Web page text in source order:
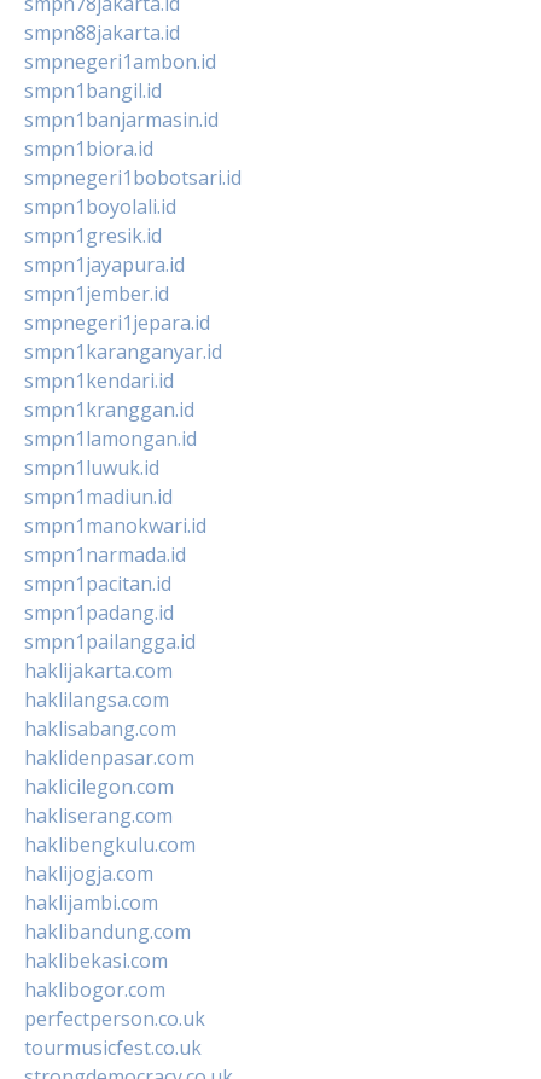
smpn88jakarta.id
smpnegeri1ambon.id
smpn1bangil.id
smpn1banjarmasin.id
smpn1biora.id
smpnegeri1bobotsari.id
smpn1boyolali.id
smpn1gresik.id
smpn1jayapura.id
smpn1jember.id
smpnegeri1jepara.id
smpn1karanganyar.id
smpn1kendari.id
smpn1kranggan.id
smpn1lamongan.id
smpn1luwuk.id
smpn1madiun.id
smpn1manokwari.id
smpn1narmada.id
smpn1pacitan.id
smpn1padang.id
smpn1pailangga.id
haklijakarta.com
haklilangsa.com
haklisabang.com
haklidenpasar.com
haklicilegon.com
hakliserang.com
haklibengkulu.com
haklijogja.com
haklijambi.com
haklibandung.com
haklibekasi.com
haklibogor.com
perfectperson.co.uk
tourmusicfest.co.uk